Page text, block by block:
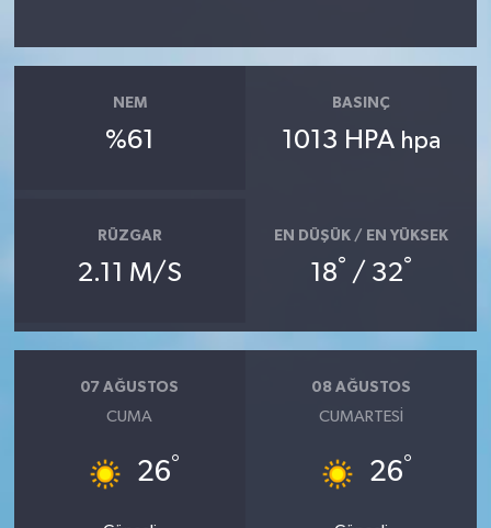
NEM
%61
BASINÇ
1013 HPA hpa
RÜZGAR
2.11 M/S
EN DÜŞÜK / EN YÜKSEK
18° / 32°
07 AĞUSTOS
CUMA
26°
08 AĞUSTOS
CUMARTESI
26°